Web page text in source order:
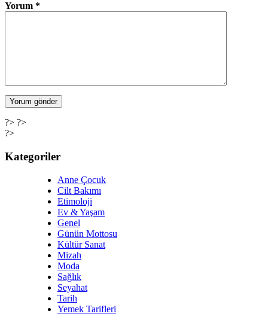
Yorum *
?> ?>
?>
Kategoriler
Anne Çocuk
Cilt Bakımı
Etimoloji
Ev & Yaşam
Genel
Günün Mottosu
Kültür Sanat
Mizah
Moda
Sağlık
Seyahat
Tarih
Yemek Tarifleri